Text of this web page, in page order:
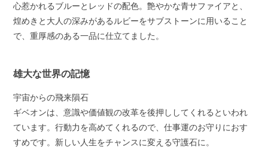
心惹かれるブルーとレッドの配色。艶やかな青サファイアと、
煌めきと大人の深みがあるルビーをサブストーンに用いること
で、重厚感のある一品に仕立てました。
雄大な世界の記憶
宇宙からの飛来隕石
ギベオンは、意識や価値観の改革を後押ししてくれるといわれ
ています。行動力を高めてくれるので、仕事運のお守りにおす
すめです。新しい人生をチャンスに変える守護石に。